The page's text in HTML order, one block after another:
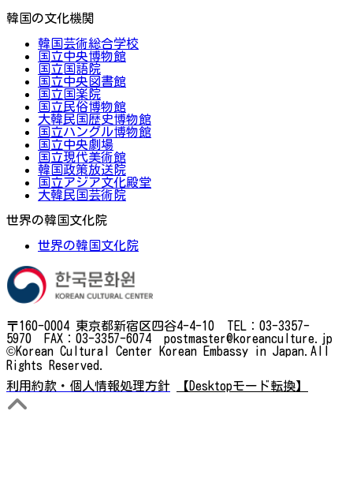
韓国の文化機関
韓国芸術総合学校
国立中央博物館
国立国語院
国立中央図書館
国立国楽院
国立民俗博物館
大韓民国歴史博物館
国立ハングル博物館
国立中央劇場
国立現代美術館
韓国政策放送院
国立アジア文化殿堂
大韓民国芸術院
世界の韓国文化院
世界の韓国文化院
〒160-0004 東京都新宿区四谷4-4-10 TEL：03-3357-
5970 FAX：03-3357-6074 postmaster@koreanculture.jp
©Korean Cultural Center Korean Embassy in Japan.All
Rights Reserved.
利用約款・個人情報処理方針
【Desktopモード転換】